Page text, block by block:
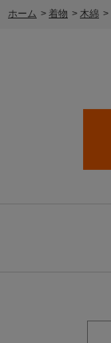
ホーム > 着物 > 木綿 >